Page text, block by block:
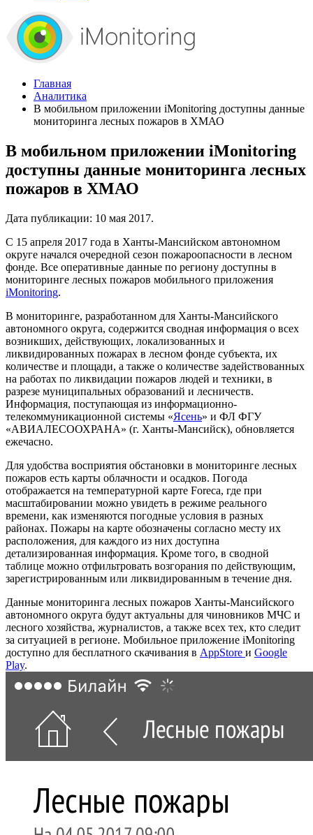
Главная
Аналитика
В мобильном приложении iMonitoring доступны данные
мониторинга лесных пожаров в ХМАО
В мобильном приложении iMonitoring
доступны данные мониторинга лесных
пожаров в ХМАО
Дата публикации: 10 мая 2017.
С 15 апреля 2017 года в Ханты-Мансийском автономном
округе начался очередной сезон пожароопасности в лесном
фонде. Все оперативные данные по региону доступны в
мониторинге лесных пожаров мобильного приложения
iMonitoring.
В мониторинге, разработанном для Ханты-Мансийского
автономного округа, содержится сводная информация о всех
возникших, действующих, локализованных и
ликвидированных пожарах в лесном фонде субъекта, их
количестве и площади, а также о количестве задействованных
на работах по ликвидации пожаров людей и техники, в
разрезе муниципальных образований и лесничеств.
Информация, поступающая из информационно-
телекоммуникационной системы «Ясень» и ФЛ ФГУ
«АВИАЛЕСООХРАНА» (г. Ханты-Мансийск), обновляется
ежечасно.
Для удобства восприятия обстановки в мониторинге лесных
пожаров есть карты облачности и осадков. Погода
отображается на температурной карте Foreca, где при
масштабировании можно увидеть в режиме реального
времени, как изменяются погодные условия в разных
районах. Пожары на карте обозначены согласно месту их
расположения, для каждого из них доступна
детализированная информация. Кроме того, в сводной
таблице можно отфильтровать возгорания по действующим,
зарегистрированным или ликвидированным в течение дня.
Данные мониторинга лесных пожаров Ханты-Мансийского
автономного округа будут актуальны для чиновников МЧС и
лесного хозяйства, журналистов, а также всех тех, кто следит
за ситуацией в регионе. Мобильное приложение iMonitoring
доступно для бесплатного скачивания в AppStore и Google
Play.